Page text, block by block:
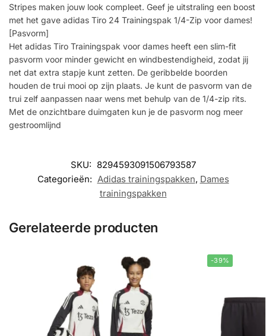
Stripes maken jouw look compleet. Geef je uitstraling een boost
met het gave adidas Tiro 24 Trainingspak 1/4-Zip voor dames!
[Pasvorm]
Het adidas Tiro Trainingspak voor dames heeft een slim-fit
pasvorm voor minder gewicht en windbestendigheid, zodat jij
net dat extra stapje kunt zetten. De geribbelde boorden
houden de trui mooi op zijn plaats. Je kunt de pasvorm van de
trui zelf aanpassen naar wens met behulp van de 1/4-zip rits.
Met de onzichtbare duimgaten kun je de pasvorm nog meer
gestroomlijnd
SKU: 8294593091506793587
Categorieën: Adidas trainingspakken, Dames
trainingspakken
Gerelateerde producten
-39%